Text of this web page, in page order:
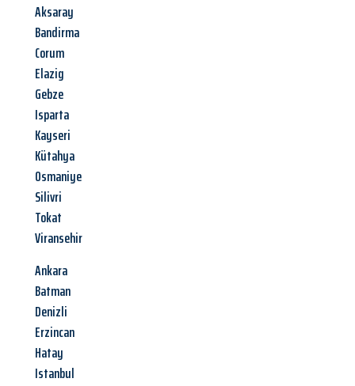
Aksaray
Bandirma
Corum
Elazig
Gebze
Isparta
Kayseri
Kütahya
Osmaniye
Silivri
Tokat
Viransehir
Ankara
Batman
Denizli
Erzincan
Hatay
Istanbul